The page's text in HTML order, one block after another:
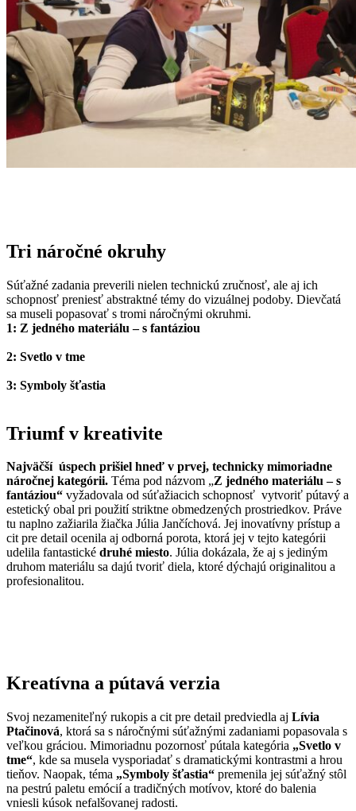
Tri náročné okruhy
Súťažné zadania preverili nielen technickú zručnosť, ale aj ich
schopnosť preniesť abstraktné témy do vizuálnej podoby. Dievčatá
sa museli popasovať s tromi náročnými okruhmi.
1: Z jedného materiálu – s fantáziou
2: Svetlo v tme
3: Symboly šťastia
Triumf v kreativite
Najväčší úspech prišiel hneď v prvej, technicky mimoriadne
náročnej kategórii. Téma pod názvom „Z jedného materiálu – s
fantáziou“ vyžadovala od súťažiacich schopnosť vytvoriť pútavý a
estetický obal pri použití striktne obmedzených prostriedkov. Práve
tu naplno zažiarila žiačka Júlia Jančíchová. Jej inovatívny prístup a
cit pre detail ocenila aj odborná porota, ktorá jej v tejto kategórii
udelila fantastické druhé miesto. Júlia dokázala, že aj s jediným
druhom materiálu sa dajú tvoriť diela, ktoré dýchajú originalitou a
profesionalitou.
Kreatívna a pútavá verzia
Svoj nezameniteľný rukopis a cit pre detail predviedla aj Lívia
Ptačinová, ktorá sa s náročnými súťažnými zadaniami popasovala s
veľkou gráciou. Mimoriadnu pozornosť pútala kategória „Svetlo v
tme“, kde sa musela vysporiadať s dramatickými kontrastmi a hrou
tieňov. Naopak, téma „Symboly šťastia“ premenila jej súťažný stôl
na pestrú paletu emócií a tradičných motívov, ktoré do balenia
vniesli kúsok nefalšovanej radosti.